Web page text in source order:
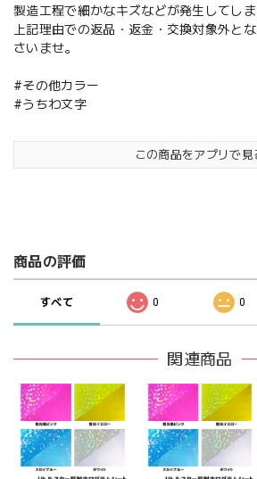
製造工程で細かなキズなどが発生してしま
上記理由での返品・返金・交換対象外と
さいませ。
#その他カラー
#うちわ文字
この商品をアプリで見
商品の評価
すべて 0 0
関連商品